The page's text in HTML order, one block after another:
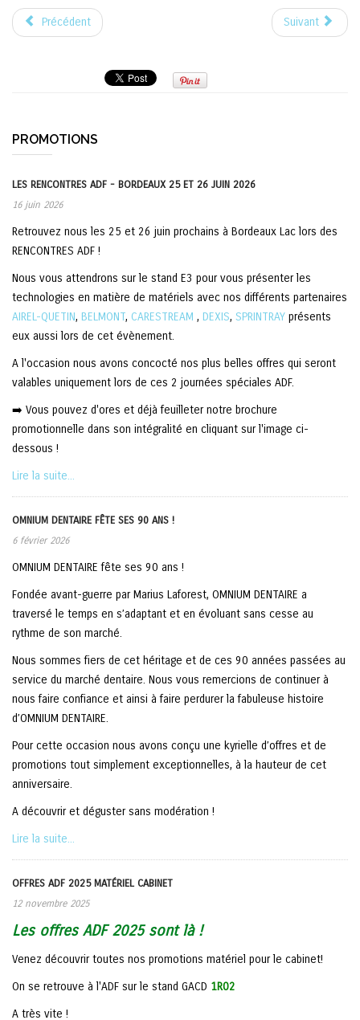
Précédent Suivant
PROMOTIONS
LES RENCONTRES ADF - BORDEAUX 25 ET 26 JUIN 2026
16 juin 2026
Retrouvez nous les 25 et 26 juin prochains à Bordeaux Lac lors des
RENCONTRES ADF !
Nous vous attendrons sur le stand E3 pour vous présenter les
technologies en matière de matériels avec nos différents partenaires
AIREL-QUETIN, BELMONT, CARESTREAM , DEXIS, SPRINTRAY présents
eux aussi lors de cet évènement.
A l'occasion nous avons concocté nos plus belles offres qui seront
valables uniquement lors de ces 2 journées spéciales ADF.
➡️ Vous pouvez d'ores et déjà feuilleter notre brochure
promotionnelle dans son intégralité en cliquant sur l'image ci-
dessous !
Lire la suite...
OMNIUM DENTAIRE FÊTE SES 90 ANS !
6 février 2026
OMNIUM DENTAIRE fête ses 90 ans !
Fondée avant-guerre par Marius Laforest, OMNIUM DENTAIRE a
traversé le temps en s’adaptant et en évoluant sans cesse au
rythme de son marché.
Nous sommes fiers de cet héritage et de ces 90 années passées au
service du marché dentaire. Nous vous remercions de continuer à
nous faire confiance et ainsi à faire perdurer la fabuleuse histoire
d’OMNIUM DENTAIRE.
Pour cette occasion nous avons conçu une kyrielle d’offres et de
promotions tout simplement exceptionnelles, à la hauteur de cet
anniversaire.
A découvrir et déguster sans modération !
Lire la suite...
OFFRES ADF 2025 MATÉRIEL CABINET
12 novembre 2025
Les offres ADF 2025 sont là !
Venez découvrir toutes nos promotions matériel pour le cabinet!
On se retrouve à l'ADF sur le stand GACD 1R02
A très vite !